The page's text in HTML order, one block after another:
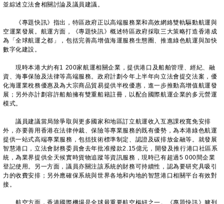
並綜述立法會相關討論及議員建議。
《專題快訊》指出，特區政府正以高端服務業和高效網絡雙軌驅動航運與
空運業發展。航運方面，《專題快訊》概述特區政府採取三大策略打造香港成
為「全球航運之都」，包括完善高增值海運服務生態圈、推進綠色航運與加快
數字化建設。
現時本港大約有1 200家航運相關企業，提供港口及船舶管理、經紀、融
資、海事保險及法律等高端服務。政府計劃今年上半年向立法會提交法案，優
化海運業稅務優惠及為大宗商品貿易提供半稅優惠，進一步推動高增值航運發
展；另外亦計劃容許船舶擁有雙重船籍註冊，以配合國際航運企業的多元營運
模式。
議員建議當局除爭取與更多國家和地區訂立航運收入互惠課稅寬免安排
外，亦要善用香港在法律仲裁、保險等專業服務的既有優勢，為本港綠色航運
提供一站式高端專業服務，包括技術標準制定、認證及碳排放金融等。就發展
智慧港口，立法會財務委員會去年批准撥款2.15億元，開發及推行港口社區系
統，為業界提供全天候實時貨物追蹤等資訊服務，現時已有超過5 000間企業
登記使用。另一方面，議員亦關注該系統的財務可持續性，認為要研究具吸引
力的收費安排；另外應確保系統與世界各地和內地的智慧港口相關平台有效對
接。
航空方面，香港國際機場是全球最重要航空樞紐之一。《專題快訊》臚列